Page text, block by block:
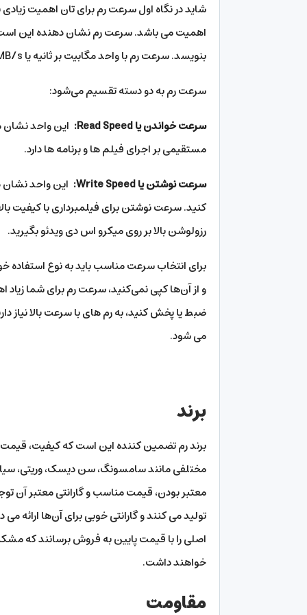
شاید در نگاه اول سرعت رم برای تان اهمیت
اهمیت می باشد. سرعت رم نشان دهنده این است
بنویسد. سرعت رم با واحد مگابیت بر ثانیه یا MB/s اندازه گیری می شود و هر چه بالاتر باشد، عملکرد رم بهتر است.
سرعت رم به دو دسته تقسیم می‌شود:
سرعت خواندن یا Read Speed:
این واحد نشان
مستقیمی بر اجرای فیلم ها و برنامه ها دارد.
سرعت نوشتن یا Write Speed:
این واحد نشان
کنید. سرعت نوشتن برای فیلمبرداری با کیفیت
رزولوشن بالا بر روی میکرو اس دی ویدئو بگیرید.
برای انتخاب سرعت مناسب باید به نوع استفاده
می شود.
برند
برند رم تضمین کننده این است که کیفیت، قیمت و
مختلفی مانند سامسونگ، سن دیسک، وریتی،
معتبر بودن، قیمت مناسب و گارانتی معتبر آن
تولید می کنند و گارانتی خوبی برای آن‌ها
اصلی را با قیمت پایین به فروش برسانند که
خواهند داشت.
مقاومت